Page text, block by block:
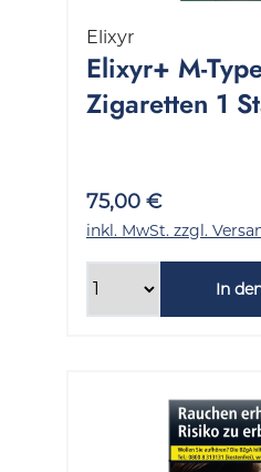
Elixyr
Elixyr+ M-
Zigaretten 1
75,00 €
inkl. MwSt. zzgl.
In